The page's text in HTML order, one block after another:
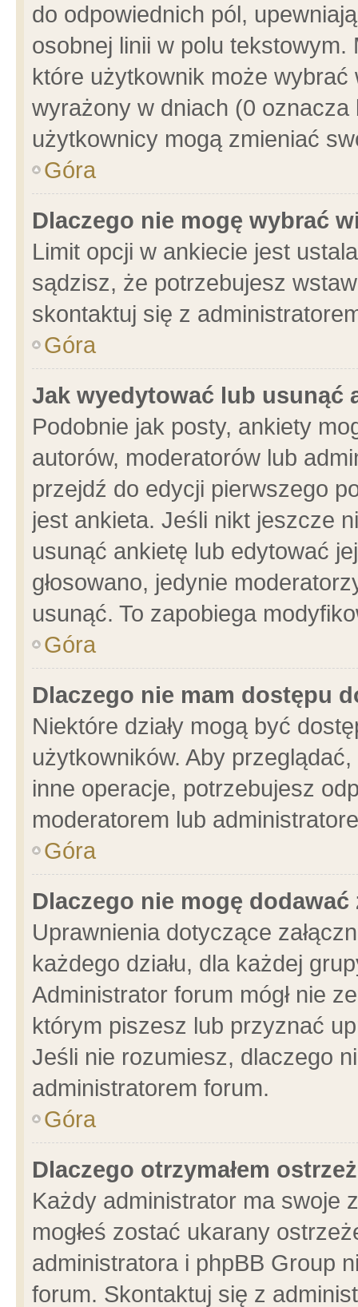
do odpowiednich pól,
osobnej linii w polu
które użytkownik może
wyrażony w dniach (0
użytkownicy mogą zmieniać
Góra
Dlaczego nie mogę wybrać
Limit opcji w ankiecie jest
sądzisz, że potrzebujesz
skontaktuj się z
Góra
Jak wyedytować lub usunąć
Podobnie jak posty, ankiety
autorów, moderatorów lub
przejdź do edycji pierwszego
jest ankieta. Jeśli nikt jeszcze
usunąć ankietę lub edytować
głosowano, jedynie
usunąć. To zapobiega
Góra
Dlaczego nie mam dostępu
Niektóre działy mogą być
użytkowników. Aby
inne operacje, potrzebujesz
moderatorem lub
Góra
Dlaczego nie mogę dodawać
Uprawnienia dotyczące
każdego działu, dla każdej
Administrator forum mógł nie
którym piszesz lub przyznać
Jeśli nie rozumiesz, dlaczego
administratorem forum.
Góra
Dlaczego otrzymałem
Każdy administrator ma swoje
mogłeś zostać ukarany
administratora i phpBB Group
forum. Skontaktuj się z